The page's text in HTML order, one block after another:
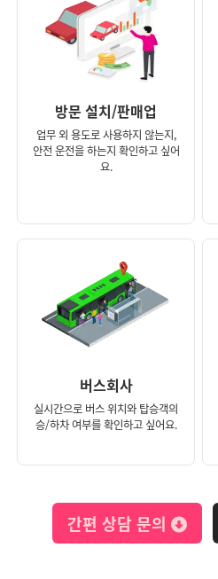
방문 설치/판매업
업무 외 용도로 사용하지 않는지,
안전 운전을 하는지 확인하고 싶어
요.
버스회사
실시간으로 버스 위치와 탑승객의
승/하차 여부를 확인하고 싶어요.
간편 상담 문의